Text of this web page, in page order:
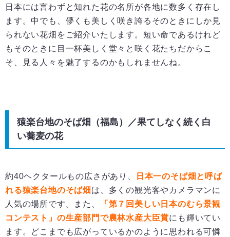
日本には言わずと知れた花の名所が各地に数多く存在し
ます。中でも、儚くも美しく咲き誇るそのときにしか見
られない花畑をご紹介いたします。短い命であるけれど
もそのときに目一杯美しく堂々と咲く花たちだからこ
そ、見る人々を魅了するのかもしれませんね。
猿楽台地のそば畑（福島）／果てしなく続く白
い蕎麦の花
約40ヘクタールもの広さがあり、
日本一のそば畑と呼ば
れる猿楽台地のそば畑 は、多くの観光客やカメラマンに
人気の場所です。また、
「第７回美しい日本のむら景観
コンテスト」の生産部門で農林水産大臣賞にも輝いてい
ます。どこまでも広がっているかのように思われる可憐